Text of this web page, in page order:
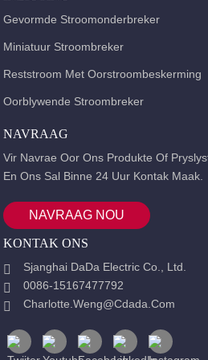
Gevormde Stroomonderbreker
Miniatuur Stroombreker
Reststroom Met Oorstroombeskerming
Oorblywende Stroombreker
NAVRAAG
Vir Navrae Oor Ons Produkte Of
En Ons Sal Binne 24 Uur Kontak Maak.
NAVRAAG NOU
KONTAK ONS
Sjanghai DaDa Electric Co., Ltd.
0086-15167477792
Charlotte.weng@cdada.com